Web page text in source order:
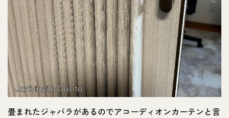
畳まれたジャバラがあるのでアコーディオンカーテンと言